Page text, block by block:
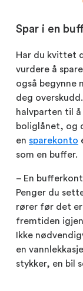
Spar i en
Har du kvittet
vurdere å
også begynne
deg
halvparten til
boliglånet, og
en sparekonto
som en buffer.
– En
Penger du
rører før det
fremtiden
Ikke
en
stykker, en bil